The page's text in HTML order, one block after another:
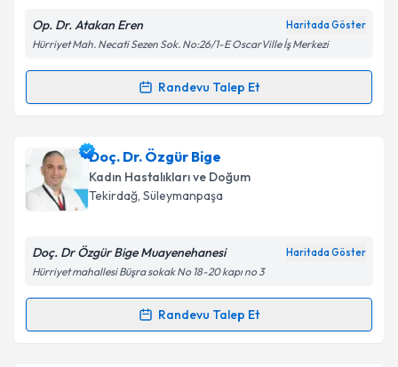
Op. Dr. Atakan Eren Haritada Göster
Hürriyet Mah. Necati Sezen Sok. No:26/1-E OscarVille İş Merkezi
Randevu Talep Et
Randevu Takvimi Talebi
Op. Dr. Atakan Ereniçin randevu takvimi talebi
oluşturun. Size bu uzmandan randevu almanız için bir
takvim hazırlandığında e-posta ile bilgilendireceğiz.
Kişisel verilerimin işlenmesine ilişkin
Metni'ni okudum ve kişisel verilerimin belirtilen
Doç. Dr. Özgür Bige
Kadın Hastalıkları ve Doğum
Tekirdağ, Süleymanpaşa
Doç. Dr Özgür Bige Muayenehanesi Haritada Göster
Hürriyet mahallesi Büşra sokak No 18-20 kapı no 3
Randevu Talep Et
Randevu Takvimi Talebi